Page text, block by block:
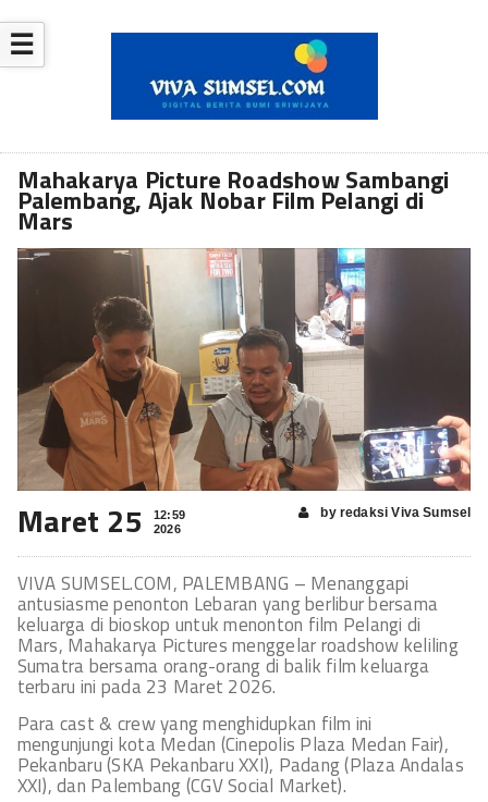
☰
Mahakarya Picture Roadshow Sambangi
Palembang, Ajak Nobar Film Pelangi di
Mars
Maret 25
12:59
2026
by redaksi Viva Sumsel
VIVA SUMSEL.COM, PALEMBANG – Menanggapi
antusiasme penonton Lebaran yang berlibur bersama
keluarga di bioskop untuk menonton film Pelangi di
Mars, Mahakarya Pictures menggelar roadshow keliling
Sumatra bersama orang-orang di balik film keluarga
terbaru ini pada 23 Maret 2026.
Para cast & crew yang menghidupkan film ini
mengunjungi kota Medan (Cinepolis Plaza Medan Fair),
Pekanbaru (SKA Pekanbaru XXI), Padang (Plaza Andalas
XXI), dan Palembang (CGV Social Market).